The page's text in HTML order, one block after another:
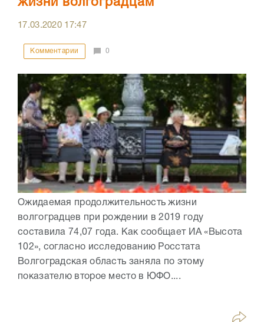
17.03.2020 17:47
Комментарии 0
Ожидаемая продолжительность жизни
волгоградцев при рождении в 2019 году
составила 74,07 года. Как сообщает ИА «Высота
102», согласно исследованию Росстата
Волгоградская область заняла по этому
показателю второе место в ЮФО....